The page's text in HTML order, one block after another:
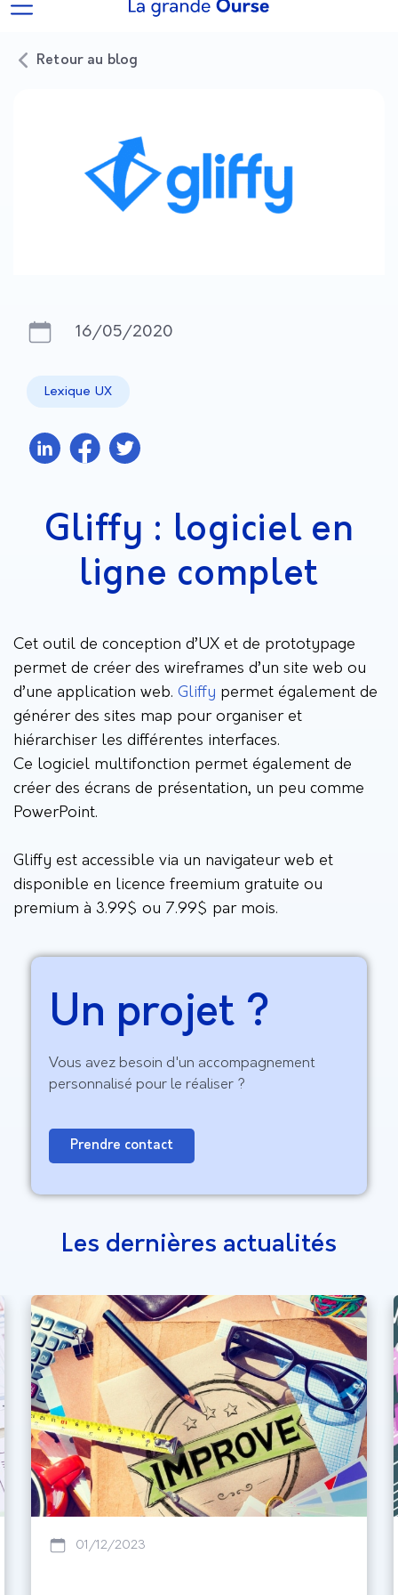
Retour au blog
16/05/2020
Lexique UX
Gliffy : logiciel en
ligne complet
Cet outil de conception d’UX et de prototypage
permet de créer des wireframes d’un site web ou
d’une application web. Gliffy permet également de
générer des sites map pour organiser et
hiérarchiser les différentes interfaces.
Ce logiciel multifonction permet également de
créer des écrans de présentation, un peu comme
PowerPoint.
Gliffy est accessible via un navigateur web et
disponible en licence freemium gratuite ou
premium à 3.99$ ou 7.99$ par mois.
Un projet ?
Vous avez besoin d'un accompagnement
personnalisé pour le réaliser ?
Prendre contact
Les dernières actualités
01/12/2023